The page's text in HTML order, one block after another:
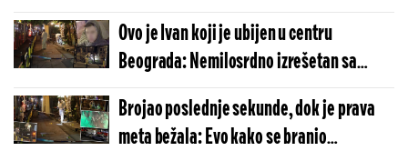
- ubij ovu dvojicu i kvit smo"
Ovo je Ivan koji je ubijen u centru
Beograda: Nemilosrdno izrešetan sa
deset metaka (FOTO/VIDEO)
Brojao poslednje sekunde, dok je prava
meta bežala: Evo kako se branio